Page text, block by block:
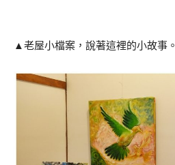
▲老屋小檔案，說著這裡的小故事。